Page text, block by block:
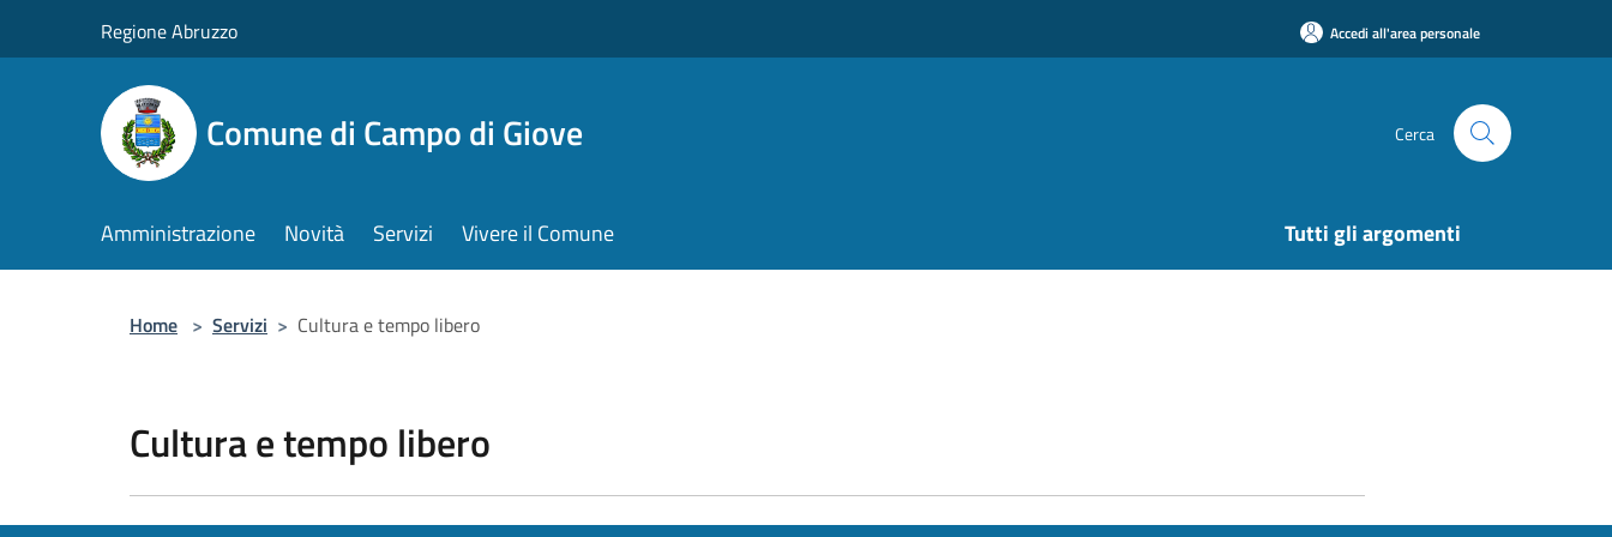
Regione Abruzzo Accedi all'area personale
Comune di Campo di Giove Cerca
Amministrazione Novità Servizi Vivere il Comune Tutti gli argomenti
Home > Servizi > Cultura e tempo libero
Cultura e tempo libero